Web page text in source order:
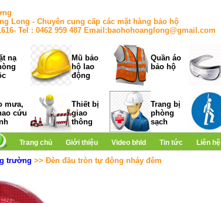
Long - Chuyên cung cấp các mặt hàng bảo hộ
Tel : 0462 959 487 Email:baohohoanglong@gmail.com
nạ
Mũ bảo
hộ lao
động
Quần áo
bảo hộ
mưa,
cứu
Thiết bị
giao
thông
Trang bị
phòng
sạch
Trang chủ Giới thiệu Video bhld Tin tức Liên hệ
trường >> Đèn đầu tròn tự động nháy đêm